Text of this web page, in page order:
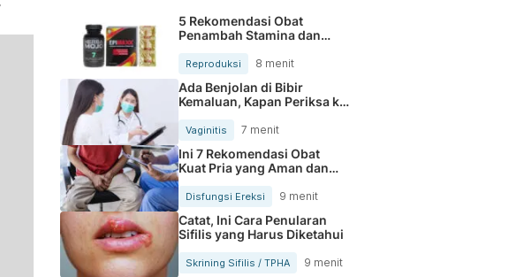
5 Rekomendasi Obat
Penambah Stamina dan
Reproduksi 8 menit
Ada Benjolan di Bibir
Kemaluan, Kapan Periksa ke
Vaginitis 7 menit
Ini 7 Rekomendasi Obat
Kuat Pria yang Aman dan
Efektif
Disfungsi Ereksi 9 menit
Catat, Ini Cara Penularan
Sifilis yang Harus Diketahui
Skrining Sifilis / TPHA 9 menit